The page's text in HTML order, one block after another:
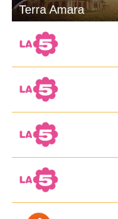
Terra Amara